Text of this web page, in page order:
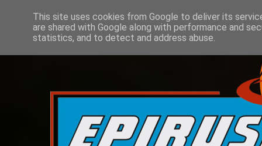
This site uses cookies from Google to deliver its
are shared with Google along with performance and
statistics, and to detect and address abuse.